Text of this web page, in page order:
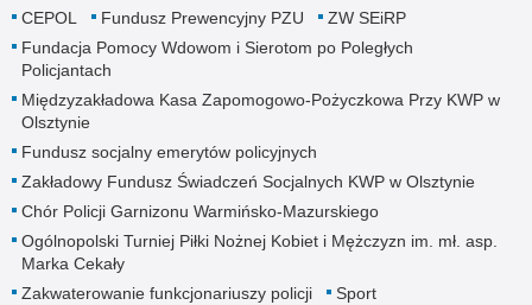
CEPOL
Fundusz Prewencyjny PZU
ZW SEiRP
Fundacja Pomocy Wdowom i Sierotom po Poległych
Policjantach
Międzyzakładowa Kasa Zapomogowo-Pożyczkowa Przy KWP w
Olsztynie
Fundusz socjalny emerytów policyjnych
Zakładowy Fundusz Świadczeń Socjalnych KWP w Olsztynie
Chór Policji Garnizonu Warmińsko-Mazurskiego
Ogólnopolski Turniej Piłki Nożnej Kobiet i Mężczyzn im. mł. asp.
Marka Cekały
Zakwaterowanie funkcjonariuszy policji
Sport